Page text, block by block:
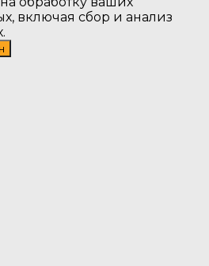
включая сбор и анализ